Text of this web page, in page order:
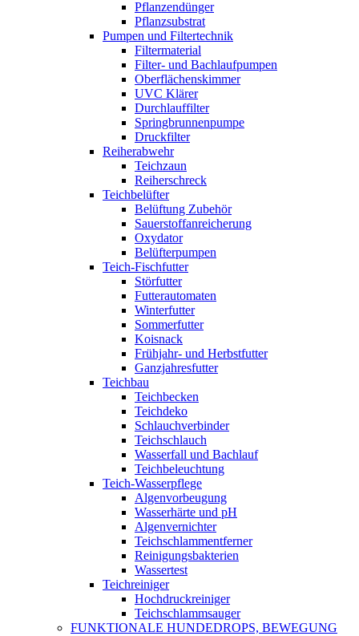
Pflanzendünger
Pflanzsubstrat
Pumpen und Filtertechnik
Filtermaterial
Filter- und Bachlaufpumpen
Oberflächenskimmer
UVC Klärer
Durchlauffilter
Springbrunnenpumpe
Druckfilter
Reiherabwehr
Teichzaun
Reiherschreck
Teichbelüfter
Belüftung Zubehör
Sauerstoffanreicherung
Oxydator
Belüfterpumpen
Teich-Fischfutter
Störfutter
Futterautomaten
Winterfutter
Sommerfutter
Koisnack
Frühjahr- und Herbstfutter
Ganzjahresfutter
Teichbau
Teichbecken
Teichdeko
Schlauchverbinder
Teichschlauch
Wasserfall und Bachlauf
Teichbeleuchtung
Teich-Wasserpflege
Algenvorbeugung
Wasserhärte und pH
Algenvernichter
Teichschlammentferner
Reinigungsbakterien
Wassertest
Teichreiniger
Hochdruckreiniger
Teichschlammsauger
FUNKTIONALE HUNDEDROPS, BEWEGUNG